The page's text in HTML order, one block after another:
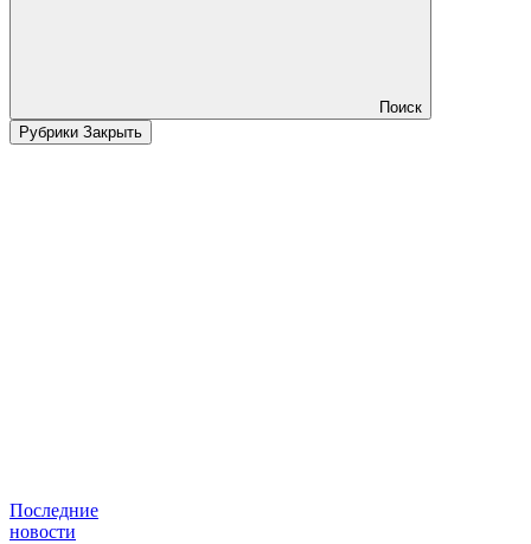
Поиск
Рубрики Закрыть
Последние
новости